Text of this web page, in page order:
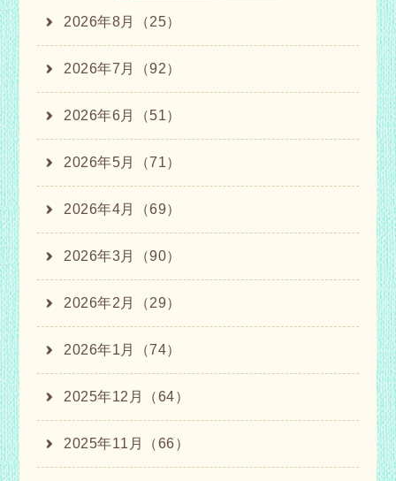
2026年8月（25）
2026年7月（92）
2026年6月（51）
2026年5月（71）
2026年4月（69）
2026年3月（90）
2026年2月（29）
2026年1月（74）
2025年12月（64）
2025年11月（66）